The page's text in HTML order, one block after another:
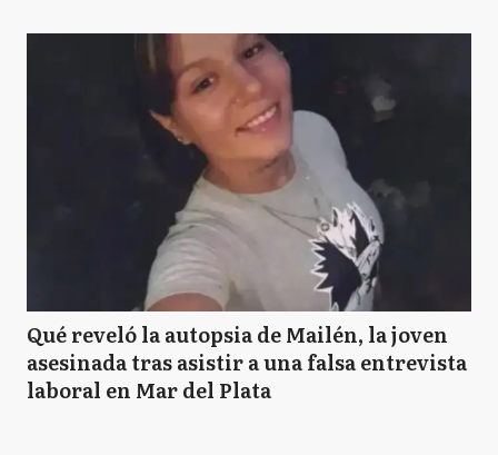
Qué reveló la autopsia de Mailén, la joven
asesinada tras asistir a una falsa entrevista
laboral en Mar del Plata